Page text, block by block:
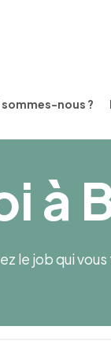
sommes-nous ?
à
le job qui